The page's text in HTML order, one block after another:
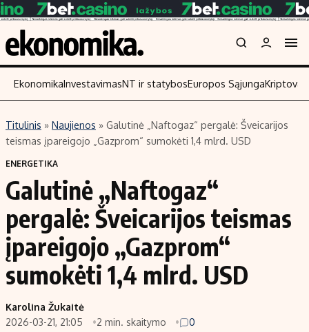
Turinys
Naujienos
Aplinka
Energetika
Ekonomika
Politika
Skaitykite
Įmonės
Žemės ūkis
Technologijos
Laisvalaikis
EkonomikaInvestavimasNT ir statybosEuropos Sąjunga
Titulinis » Naujienos » Galutinė „Naftogaz“ pergalė: Šveicarijos
teismas įpareigojo „Gazprom“ sumokėti 1,4 mlrd. USD
ENERGETIKA
Galutinė „Naftogaz“
pergalė: Šveicarijos teismas
įpareigojo „Gazprom“
sumokėti 1,4 mlrd. USD
Karolina Žukaitė
2026-03-21, 21:05
2 min. skaitymo 0